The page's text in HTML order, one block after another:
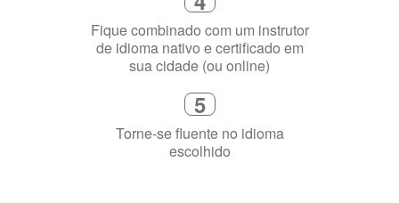
precisa aprender a língua
4
Fique combinado com um instrutor
de idioma nativo e certificado em
sua cidade (ou online)
5